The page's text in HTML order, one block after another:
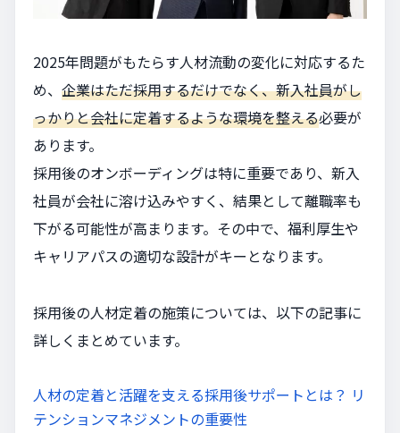
2025年問題がもたらす人材流動の変化に対応するた
め、 企業はただ採用するだけでなく、新入社員がし
っかりと会社に定着するような環境を整える必要が
あります。
採用後のオンボーディングは特に重要であり、新入
社員が会社に溶け込みやすく、結果として離職率も
下がる可能性が高まります。その中で、福利厚生や
キャリアパスの適切な設計がキーとなります。
採用後の人材定着の施策については、以下の記事に
詳しくまとめています。
人材の定着と活躍を支える採用後サポートとは？ リ
テンションマネジメントの重要性